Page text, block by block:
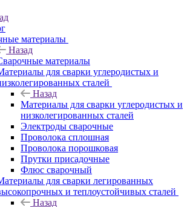
материалы
Назад
материалы
для сварки углеродистых и
сталей
Назад
Материалы для сварки углеродистых и
низколегированных сталей
Электроды сварочные
Проволока сплошная
Проволока порошковая
Прутки присадочные
Флюс сварочный
для сварки легированных
и теплоустойчивых сталей
Назад